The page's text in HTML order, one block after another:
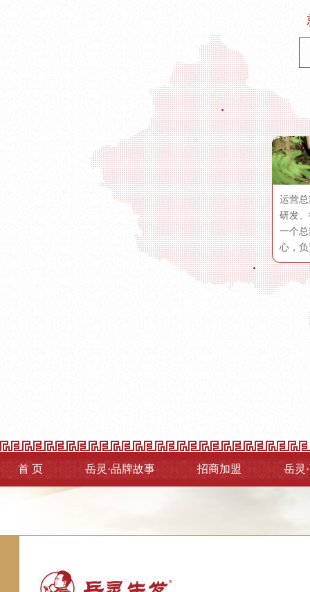
运营
研发
一个
心，
首 页 岳灵·品牌故事 招商加盟 岳灵